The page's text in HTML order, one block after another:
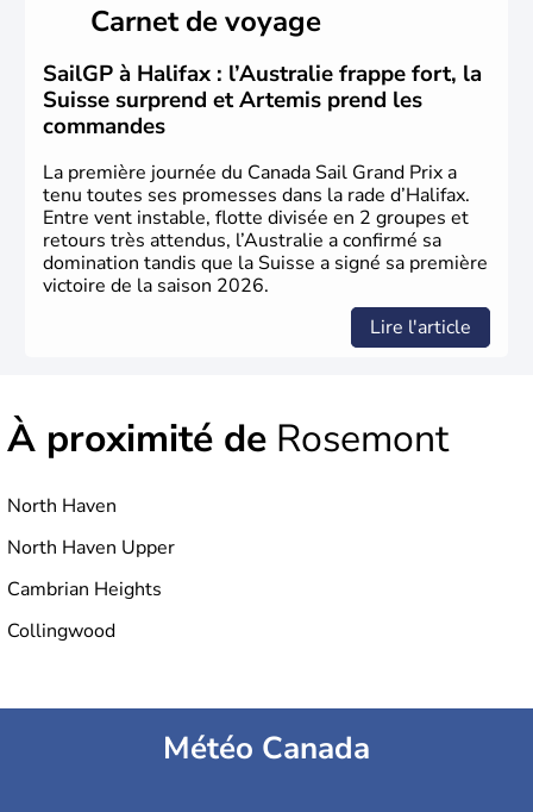
territoire de la ville de Québec, le Canada passe ensuite
sous le contrôle des Britanniques. L'indépendance du
pays a été obtenue au cours d'un long processus qui s'est
étalé de 1867 à 1982. Le peuple autochtone des Inuits,
aujourd'hui appelé Eskimos, n'est découvert qu'au début
du XXème siècle lors d'une expédition dans le Grand
Nord.
Carnet de voyage
SailGP à Halifax : l’Australie frappe fort, la
Suisse surprend et Artemis prend les
commandes
La première journée du Canada Sail Grand Prix a
tenu toutes ses promesses dans la rade d’Halifax.
Entre vent instable, flotte divisée en 2 groupes et
retours très attendus, l’Australie a confirmé sa
domination tandis que la Suisse a signé sa première
victoire de la saison 2026.
Lire l'article
À proximité de Rosemont
North Haven
North Haven Upper
Cambrian Heights
Collingwood
Météo Canada